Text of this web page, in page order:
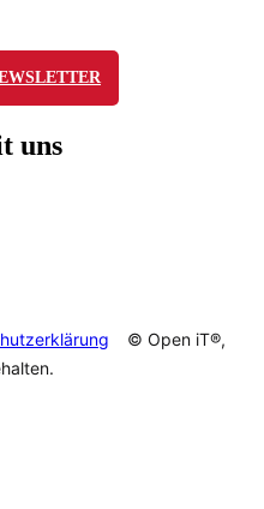
uns
© Open iT®,